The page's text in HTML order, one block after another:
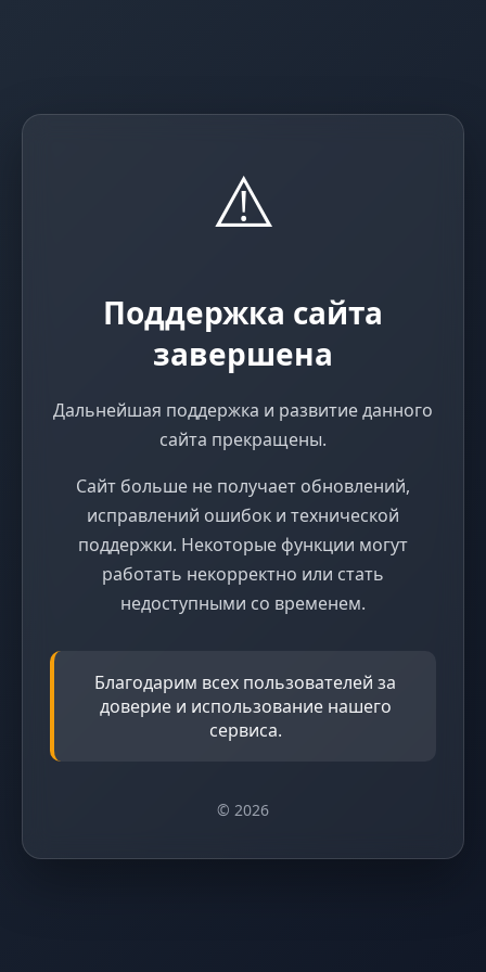
⚠️
Поддержка сайта
завершена
Дальнейшая поддержка и развитие данного
сайта прекращены.
Сайт больше не получает обновлений,
исправлений ошибок и технической
поддержки. Некоторые функции могут
работать некорректно или стать
недоступными со временем.
Благодарим всех пользователей за
доверие и использование нашего
сервиса.
© 2026